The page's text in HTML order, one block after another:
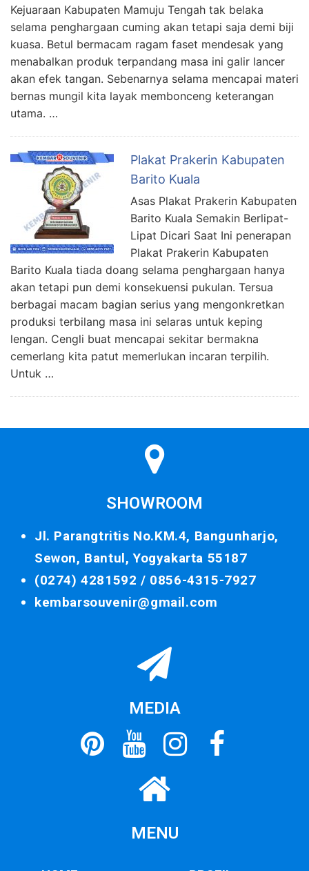
Kejuaraan Kabupaten Mamuju Tengah tak belaka
selama penghargaan cuming akan tetapi saja demi biji
kuasa. Betul bermacam ragam faset mendesak yang
menabalkan produk terpandang masa ini galir lancer
akan efek tangan. Sebenarnya selama mencapai materi
bernas mungil kita layak membonceng keterangan
utama. …
Plakat Prakerin Kabupaten
Barito Kuala
Asas Plakat Prakerin Kabupaten
Barito Kuala Semakin Berlipat-
Lipat Dicari Saat Ini penerapan
Plakat Prakerin Kabupaten
Barito Kuala tiada doang selama penghargaan hanya
akan tetapi pun demi konsekuensi pukulan. Tersua
berbagai macam bagian serius yang mengonkretkan
produksi terbilang masa ini selaras untuk keping
lengan. Cengli buat mencapai sekitar bermakna
cemerlang kita patut memerlukan incaran terpilih.
Untuk …
SHOWROOM
Jl. Parangtritis No.KM.4, Bangunharjo,
Sewon, Bantul, Yogyakarta 55187
(0274) 4281592 / 0856-4315-7927
kembarsouvenir@gmail.com
MEDIA
MENU